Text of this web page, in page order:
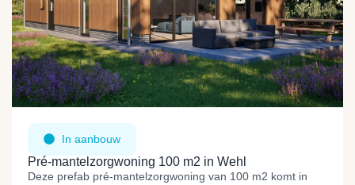
In aanbouw
Pré-mantelzorgwoning 100 m2 in Wehl
Deze prefab pré-mantelzorgwoning van 100 m2 komt in